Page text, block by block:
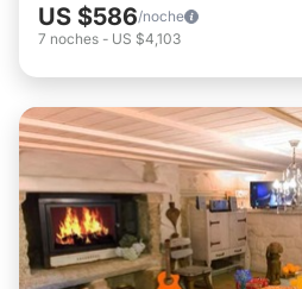
US $586/noche
7 noches - US $4,103